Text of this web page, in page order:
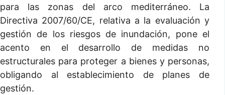
para las zonas del arco mediterráneo. La
Directiva 2007/60/CE, relativa a la evaluación y
gestión de los riesgos de inundación, pone el
acento en el desarrollo de medidas no
estructurales para proteger a bienes y personas,
obligando al establecimiento de planes de
gestión.